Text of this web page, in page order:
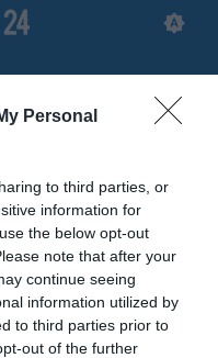
Personal
to third parties, or
information for
the below opt-out
note that after your
continue seeing
information utilized by
to third parties prior to
out of the further
la
Ovalle
prima presenza con la
la storia di